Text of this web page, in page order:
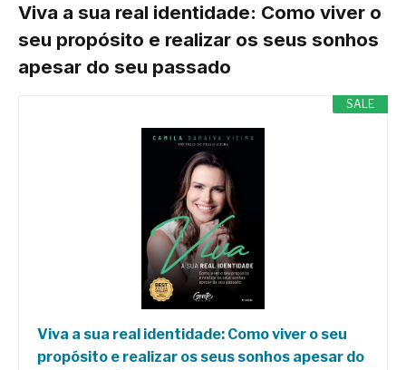
Viva a sua real identidade: Como viver o
seu propósito e realizar os seus sonhos
apesar do seu passado
SALE
Viva a sua real identidade: Como viver o seu
propósito e realizar os seus sonhos apesar do